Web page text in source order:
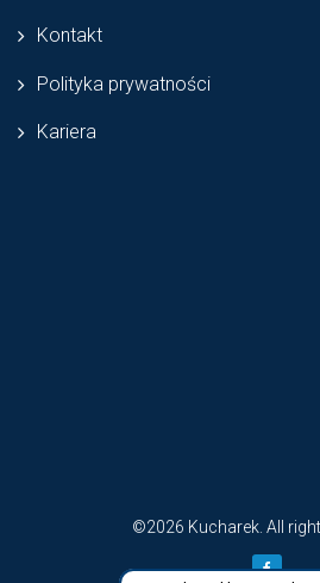
Kontakt
Polityka prywatności
Kariera
©2026 Kucharek. All